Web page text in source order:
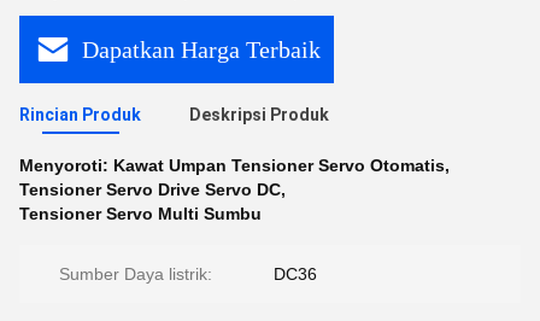
Dapatkan Harga Terbaik
Rincian Produk Deskripsi Produk
Menyoroti: Kawat Umpan Tensioner Servo Otomatis,
Tensioner Servo Drive Servo DC,
Tensioner Servo Multi Sumbu
Sumber Daya listrik: DC36